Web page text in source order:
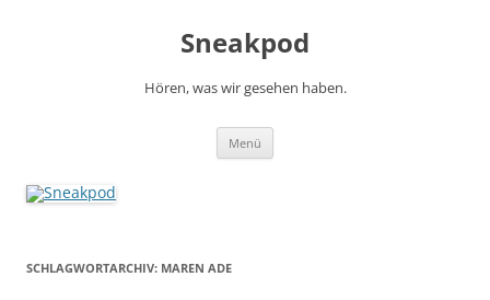
Sneakpod
Hören, was wir gesehen haben.
Menü
SCHLAGWORTARCHIV: MAREN ADE